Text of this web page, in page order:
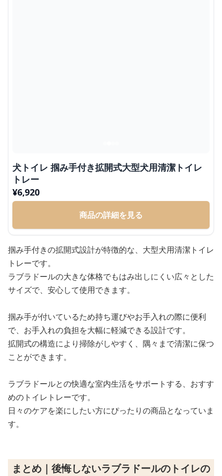
犬トイレ 掴み手付き拡開式大型犬用清潔トイレ
トレー
¥6,920
商品の詳細を見る
掴み手付きの拡開式設計が特徴的な、大型犬用清潔トイレ
トレーです。
ラブラドールの大きな体格でもはみ出しにくい広々とした
サイズで、安心して使用できます。
掴み手が付いているため持ち運びやお手入れの際に便利
で、お手入れの負担を大幅に軽減できる設計です。
拡開式の構造により掃除がしやすく、隅々まで清潔に保つ
ことができます。
ラブラドールとの快適な室内生活をサポートする、おすす
めのトイレトレーです。
日々のケアを楽にしたい方にぴったりの商品となっていま
す。
まとめ｜後悔しないラブラドールのトイレの